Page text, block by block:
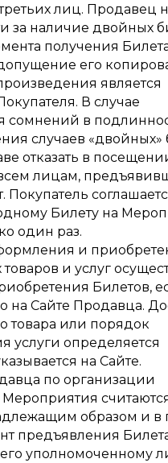
лиц. Продавец
за наличие двойных
получения
его
является
В случае
сомнений в
случаев «двойных»
отказать в
лицам,
Билету на
один раз.
и
и услуг
Билетов,
на Сайте Продавца.
товара или порядок
услуги определяется
на Сайте.
по организации
образом и в
предъявления
уполномоченному